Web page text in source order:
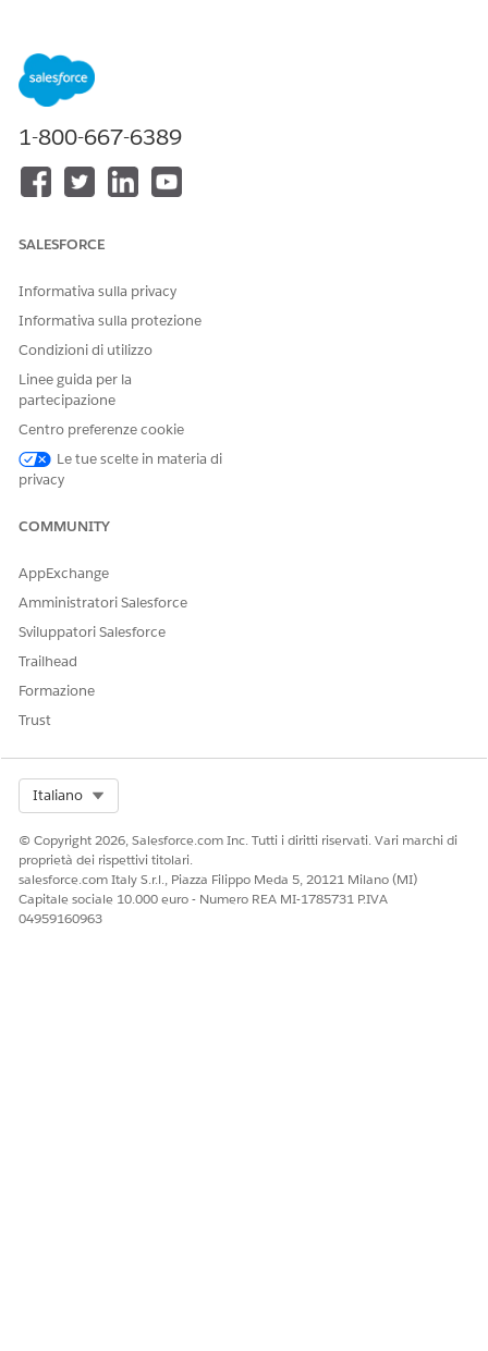
Organizzazione di apprendimento
Questa organizzazione include dati di esempio
Life Sciences Cloud Clinical and Patient Engagement in
come si presenta un'abilitazione completa per Life
Sciences Clinical and Patient Engagement.
Questa organizzazione non configurata è vuota e
Utilizzare queste organizzazioni per progetti di prova di
fattibilità o test generali.
Immettere le informazioni di contatto.
Leggere e accettare il contratto di servizio.
Fare clic su
Cercare un messaggio email con le credenziali di accesso.
QUESTO ARTICOLO HA RISOLTO IL PROBLEMA?
1-800-667-6389
SALESFORCE
Informativa sulla privacy
Informativa sulla protezione
Condizioni di utilizzo
Linee guida per la
partecipazione
Centro preferenze cookie
Le tue scelte in materia di
privacy
COMMUNITY
AppExchange
Amministratori Salesforce
Sviluppatori Salesforce
Trailhead
Formazione
Trust
Italiano
© Copyright 2026, Salesforce.com Inc. Tutti i diritti riservati. Vari marchi di
proprietà dei rispettivi titolari.
salesforce.com Italy S.r.l., Piazza Filippo Meda 5, 20121 Milano (MI)
Capitale sociale 10.000 euro - Numero REA MI-1785731 P.IVA
04959160963